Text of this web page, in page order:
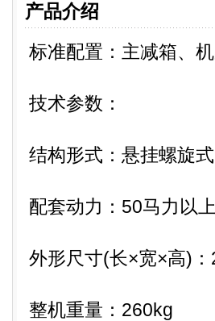
产品介绍
标准配置：主减箱、
技术参数：
结构形式：悬挂螺旋式
配套动力：50马力以
外形尺寸(长×宽×高)
整机重量：260kg